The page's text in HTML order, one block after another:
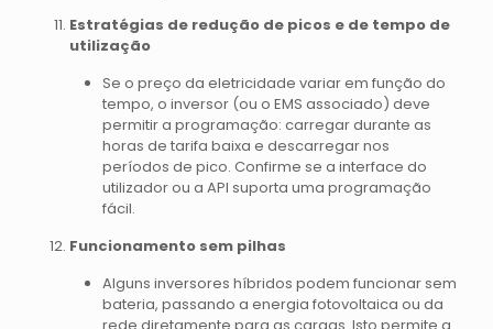
Estratégias de redução de picos e de tempo de
utilização
Se o preço da eletricidade variar em função do
tempo, o inversor (ou o EMS associado) deve
permitir a programação: carregar durante as
horas de tarifa baixa e descarregar nos
períodos de pico. Confirme se a interface do
utilizador ou a API suporta uma programação
fácil.
Funcionamento sem pilhas
Alguns inversores híbridos podem funcionar sem
bateria, passando a energia fotovoltaica ou da